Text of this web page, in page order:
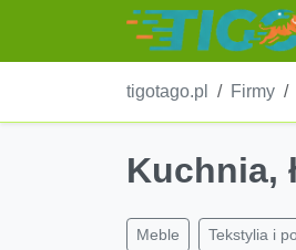
tigotago.pl Firmy
Kuchnia,
Meble Tekstylia i